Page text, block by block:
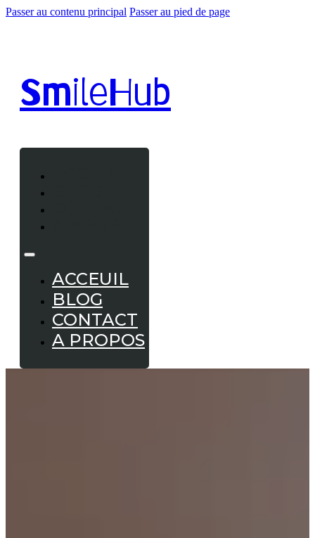
Passer au contenu principal Passer au pied de page
SmileHub
ACCEUIL
BLOG
CONTACT
A PROPOS